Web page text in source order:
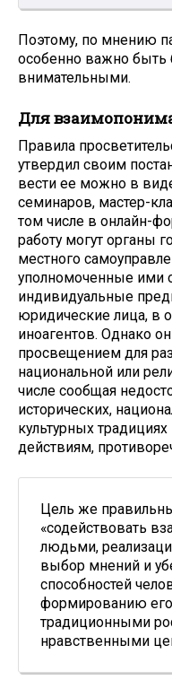
Поэтому, по мнению
особенно важно быть
внимательными.
Для
Правила
утвердил своим
вести ее можно в
семинаров, мастер-
том числе в онлайн-
работу могут органы
местного
уполномоченные ими
индивидуальные
юридические лица, в
иноагентов. Однако
просвещением для
национальной или
числе сообщая
исторических,
культурных
действиям,
Цель же
«содействовать
людьми,
выбор мнений и
способностей
формированию его
традиционными
нравственными